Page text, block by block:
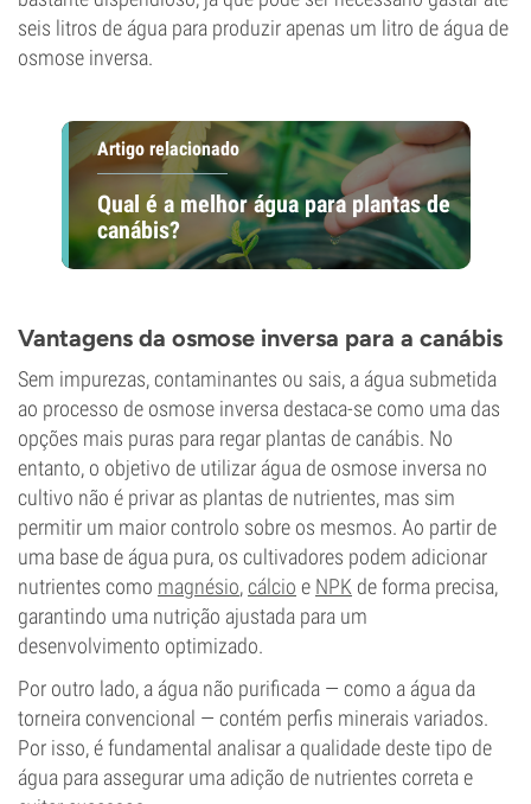
seis litros de água para produzir apenas um litro de água de
osmose inversa.
Artigo relacionado
Qual é a melhor água para plantas de
canábis?
Vantagens da osmose inversa para a canábis
Sem impurezas, contaminantes ou sais, a água submetida
ao processo de osmose inversa destaca-se como uma das
opções mais puras para regar plantas de canábis. No
entanto, o objetivo de utilizar água de osmose inversa no
cultivo não é privar as plantas de nutrientes, mas sim
permitir um maior controlo sobre os mesmos. Ao partir de
uma base de água pura, os cultivadores podem adicionar
nutrientes como magnésio,cálcio e NPK de forma precisa,
garantindo uma nutrição ajustada para um
desenvolvimento optimizado.
Por outro lado, a água não purificada — como a água da
torneira convencional — contém perfis minerais variados.
Por isso, é fundamental analisar a qualidade deste tipo de
água para assegurar uma adição de nutrientes correta e